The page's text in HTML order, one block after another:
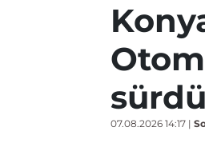
sürdü
07.08.2026 14:17 |